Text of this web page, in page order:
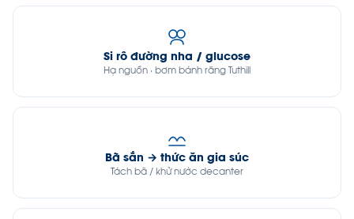
Si rô đường nha / glucose
Hạ nguồn · bơm bánh răng Tuthill
Bã sắn → thức ăn gia súc
Tách bã / khử nước decanter